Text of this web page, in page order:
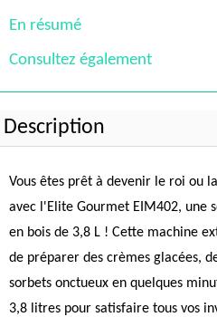
En résumé
Consultez également
Description
Vous êtes prêt à devenir le roi ou
avec l'Elite Gourmet EIM402, une
en bois de 3,8 L ! Cette machine
de préparer des crèmes glacées,
sorbets onctueux en quelques
3,8 litres pour satisfaire tous vos